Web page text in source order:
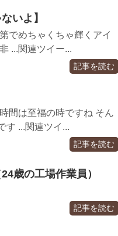
いよ】
でめちゃくちゃ輝くアイ
...関連ツイー...
記事を読む
間は至福の時ですね そん
す ...関連ツイ...
記事を読む
歳の工場作業員）
記事を読む